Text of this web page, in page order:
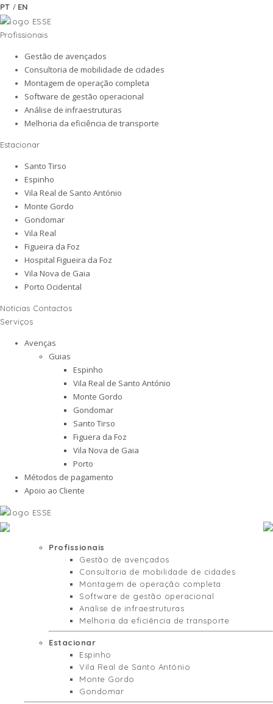
PT / EN
Profissionais
Gestão de avençados
Consultoria de mobilidade de cidades
Montagem de operação completa
Software de gestão operacional
Análise de infraestruturas
Melhoria da eficiência de transporte
Estacionar
Santo Tirso
Espinho
Vila Real de Santo António
Monte Gordo
Gondomar
Vila Real
Figueira da Foz
Hospital Figueira da Foz
Vila Nova de Gaia
Porto Ocidental
Notícias Contactos
Serviços
Avenças
Guias
Espinho
Vila Real de Santo António
Monte Gordo
Gondomar
Santo Tirso
Figuera da Foz
Vila Nova de Gaia
Porto
Métodos de pagamento
Apoio ao Cliente
Profissionais
Gestão de avençados
Consultoria de mobilidade de cidades
Montagem de operação completa
Software de gestão operacional
Análise de infraestruturas
Melhoria da eficiência de transporte
Estacionar
Espinho
Vila Real de Santo António
Monte Gordo
Gondomar